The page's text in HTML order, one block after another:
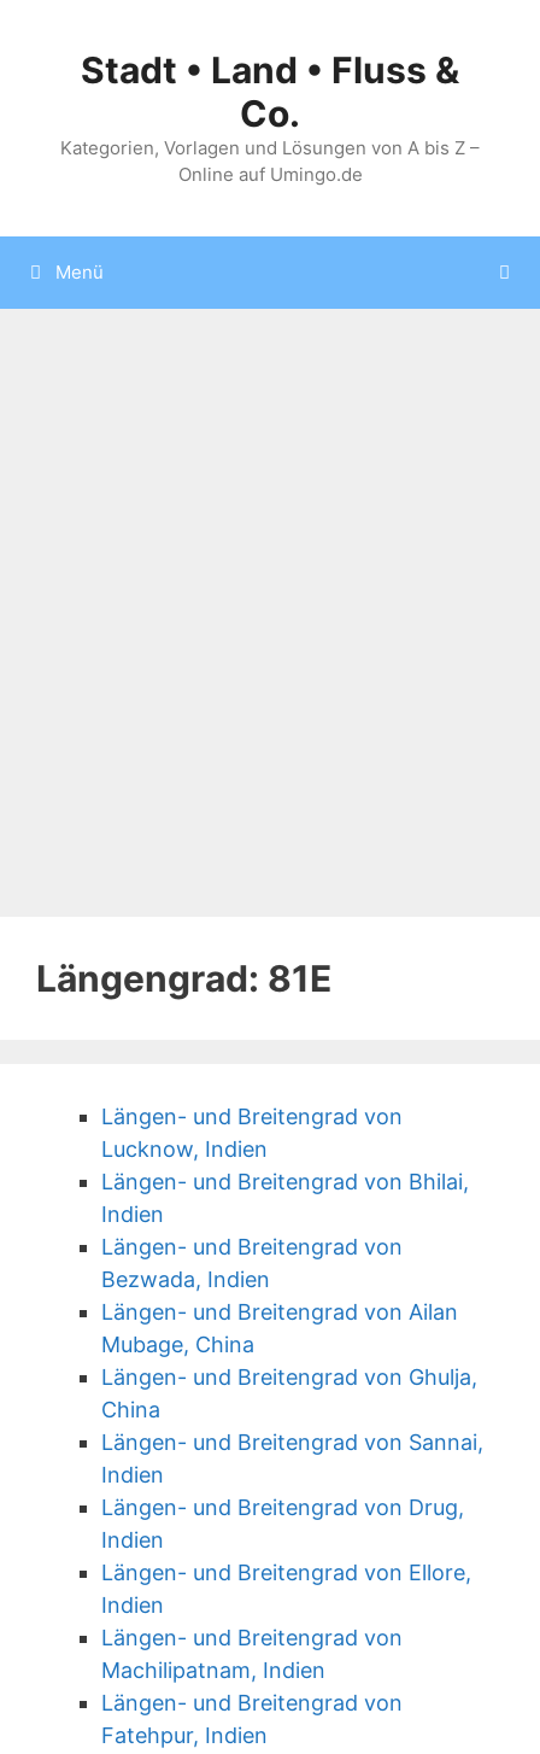
springenStadt • Land • Fluss &
Co.
Kategorien, Vorlagen und Lösungen von A bis Z –
Online auf Umingo.de
Menü
Längengrad: 81E
Längen- und Breitengrad von
Lucknow, Indien
Längen- und Breitengrad von Bhilai,
Indien
Längen- und Breitengrad von
Bezwada, Indien
Längen- und Breitengrad von Ailan
Mubage, China
Längen- und Breitengrad von Ghulja,
China
Längen- und Breitengrad von Sannai,
Indien
Längen- und Breitengrad von Drug,
Indien
Längen- und Breitengrad von Ellore,
Indien
Längen- und Breitengrad von
Machilipatnam, Indien
Längen- und Breitengrad von
Fatehpur, Indien